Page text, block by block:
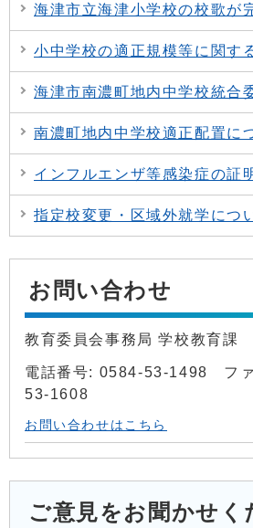
海津市立海津小学校の校歌が
小中学校の適正規模等に関す
海津市南濃町地内中学校統合
南濃町地内中学校適正配置に
インフルエンザ等感染症の証
指定校変更・区域外就学につ
お問い合わせ
教育委員会事務局 学校教育課
電話番号: 0584-53-1498 フ
53-1608
お問い合わせはこちら
ご意見をお聞かせく